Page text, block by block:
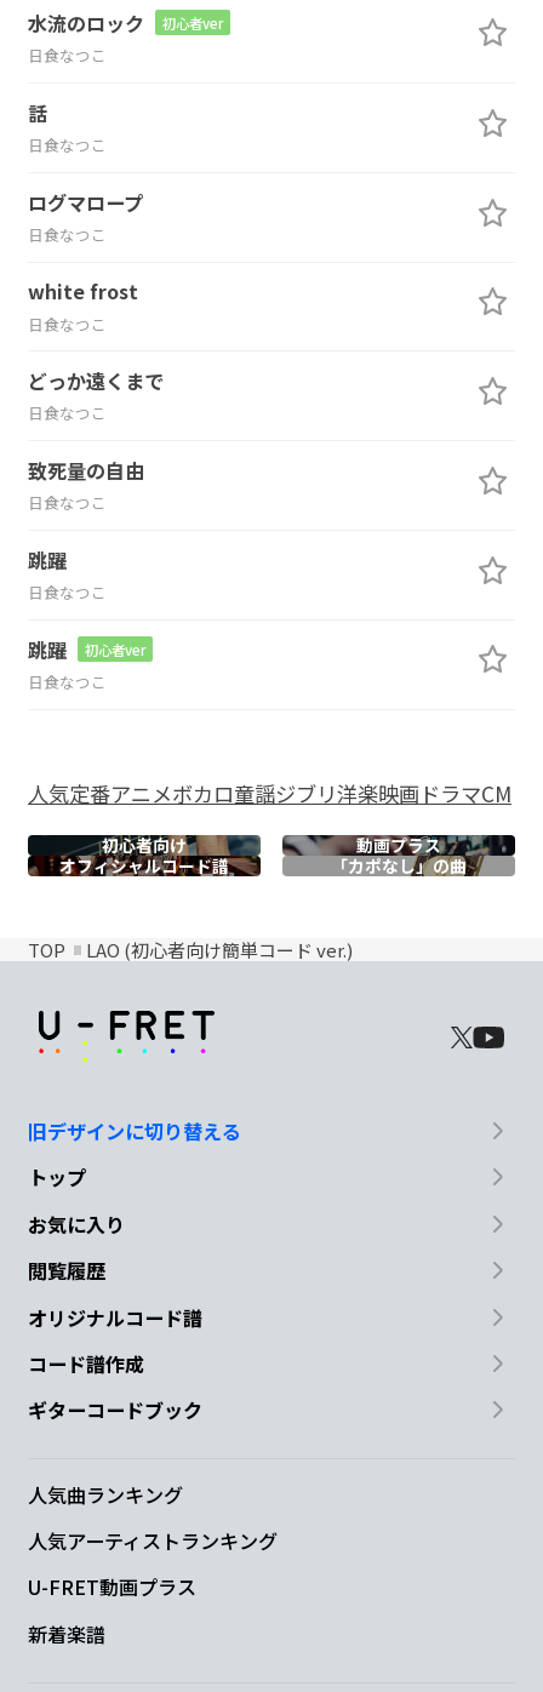
水流のロック 初心者ver
日食なつこ
話
日食なつこ
ログマロープ
日食なつこ
white frost
日食なつこ
どっか遠くまで
日食なつこ
致死量の自由
日食なつこ
跳躍
日食なつこ
跳躍 初心者ver
日食なつこ
人気定番アニメボカロ童謡ジブリ洋楽映画ドラマCM
初心者向け
動画プラス
オフィシャルコード譜 「カポなし」の曲
TOP LAO (初心者向け簡単コード ver.)
旧デザインに切り替える
トップ
お気に入り
閲覧履歴
オリジナルコード譜
コード譜作成
ギターコードブック
人気曲ランキング
人気アーティストランキング
U-FRET動画プラス
新着楽譜